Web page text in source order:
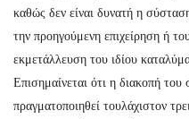
καθώς δεν είναι δυνατή η
την προηγούμενη επιχείρηση ή
εκμετάλλευση του ιδίου
Επισημαίνεται ότι η διακοπή του
πραγματοποιηθεί τουλάχιστον